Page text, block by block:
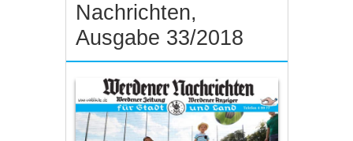
Nachrichten,
Ausgabe 33/2018